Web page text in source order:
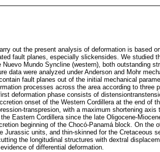
out the present analysis of deformation is based
fault planes, especially slickensides. We studied
Nuevo Mundo Syncline (western), both outstanding
data were analyzed under Anderson and Mohr
fault planes out of the initial mechanical
processes across the area according to three
deformation phase consists of
onset of the Western Cordillera at the end of
transpresion, with a maximum shortening
Eastern Cordillera since the late Oligocene-
beginning of the Chocó-Panamá block. On the
Jurassic units, and thin-skinned for the Cretaceous
the longitudinal structures with dextral
of differential deformation.